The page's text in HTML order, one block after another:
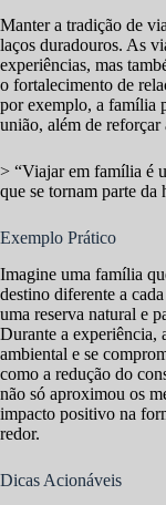
Manter a tradição de
laços duradouros. As
experiências, mas
o fortalecimento de
por exemplo, a família
união, além de
> “Viajar em família é
que se tornam parte da
Exemplo Prático
Imagine uma família
destino diferente a
uma reserva natural e
Durante a experiência,
ambiental e se
como a redução do
não só aproximou os
impacto positivo na
redor.
Dicas Acionáveis